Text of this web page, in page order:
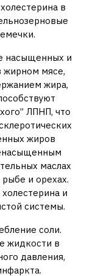
в
насыщенных и
жирном мясе,
жира,
ЛПНП, что
жиров
маслах
и орехах.
и
системы.
соли.
жидкости в
давления,